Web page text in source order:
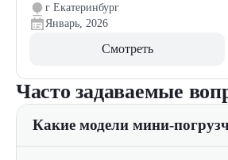
г Екатеринбург
Январь, 2026
Смотреть
Часто задаваемые
Какие модели мини-
Мы предлагаем широкий